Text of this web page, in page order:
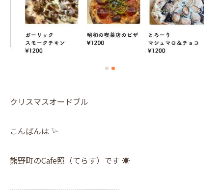
クリスマスオードブル
こんばんは 𓅫
熊野町のCafe照（てらす）です ☀︎
┈┈┈┈┈┈┈┈┈┈┈┈┈┈